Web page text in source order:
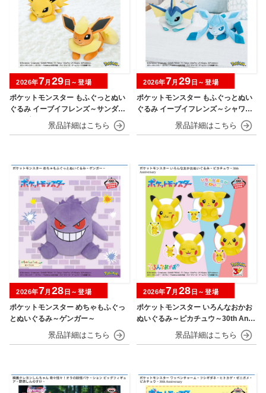
ポケットモンスター もふぐっとぬい
ぐるみ イーブイフレンズ～サンダー
ス・ブースター～おひるねver.
2026年7月 29 日～登場
ポケットモンスター もふぐっとぬい
ぐるみ イーブイフレンズ～シャワー
ズ・グレイシア～おひるねver.
2026年7月 29 日～登場
ポケットモンスター めちゃもふぐっ
とぬいぐるみ～ゲンガー～
2026年7月 28 日～登場
ポケットモンスター いろんなおかお
ぬいぐるみ～ピカチュウ～30th Anni
2026年7月 28 日～登場